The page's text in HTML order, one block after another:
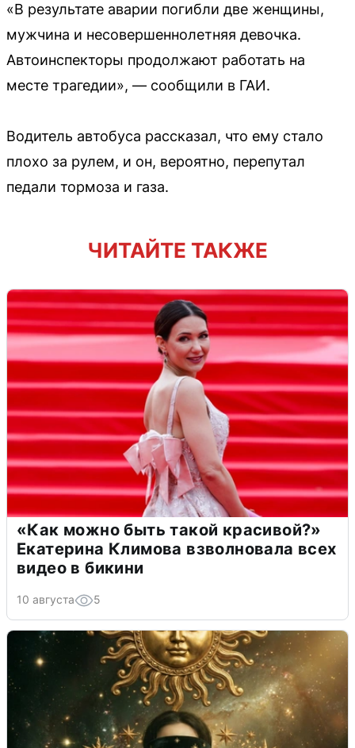
«В результате аварии погибли две женщины,
мужчина и несовершеннолетняя девочка.
Автоинспекторы продолжают работать на
месте трагедии», — сообщили в ГАИ.
Водитель автобуса рассказал, что ему стало
плохо за рулем, и он, вероятно, перепутал
педали тормоза и газа.
ЧИТАЙТЕ ТАКЖЕ
«Как можно быть такой красивой?»
Екатерина Климова взволновала всех
видео в бикини
10 августа 5